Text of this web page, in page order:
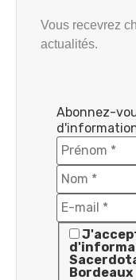
Vous recevrez
actualités.
Abonnez-
Bordeaux